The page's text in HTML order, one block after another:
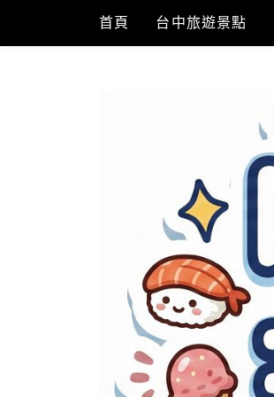
content
首頁 台中旅遊景點